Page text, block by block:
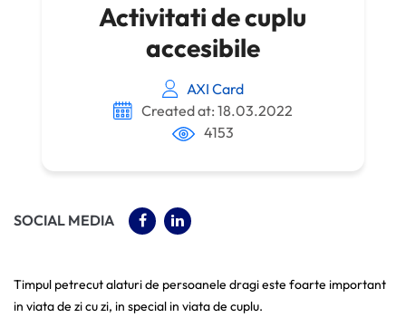
Activitati de cuplu
accesibile
AXI Card
Created at: 18.03.2022
4153
SOCIAL MEDIA (OPENS IN A NEW TAB)
(OPENS IN A NEW TAB)
Timpul petrecut alaturi de persoanele dragi este foarte important
in viata de zi cu zi, in special in viata de cuplu.